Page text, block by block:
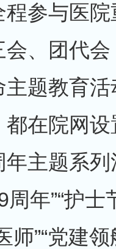
参与医
、团代
题教育
在院网
主题系列
年”“护士
师”“党建